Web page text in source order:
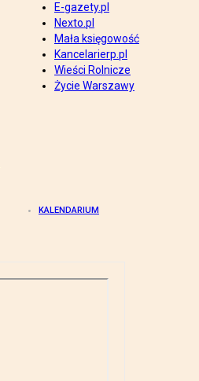
E-gazety.pl
Nexto.pl
Mała księgowość
Kancelarierp.pl
Wieści Rolnicze
Życie Warszawy
KALENDARIUM